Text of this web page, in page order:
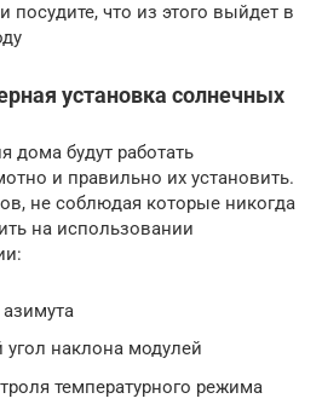
посудите, что из этого выйдет в
установка солнечных
дома будут работать
и правильно их установить.
не соблюдая которые никогда
на использовании
наклона модулей
температурного режима